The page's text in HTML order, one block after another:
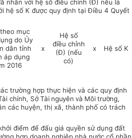
nhân với hệ số điều chỉnh (Đ) nếu là
hệ số K được quy định tại Điều 4 Quyết
mục
do Ủy
dân tỉnh
áp dụng
2016
x
Hệ số
điều chỉnh
(Đ) (nếu
có)
x Hệ số K
trường hợp thực hiện và các quy định
chính, Sở Tài nguyên và Môi trường,
các huyện, thị xã, thành phố có trách
điểm để đấu giá quyền sử dụng đất